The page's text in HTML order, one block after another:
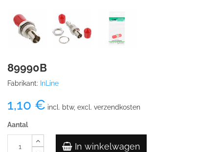
89990B
Fabrikant: InLine
1,10 € incl. btw, excl. verzendkosten
Aantal
In winkelwagen